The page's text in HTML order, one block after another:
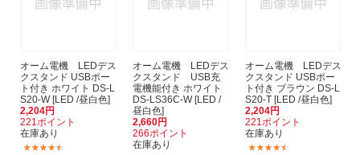
オーム電機 LEDデス
クスタンド USBポー
ト付き ホワイト DS-L
S20-W [LED /昼白色]
2,204円
221ポイント
在庫あり
オーム電機 LEDデス
クスタンド USB充
電機能付き ホワイト
DS-LS36C-W [LED /
昼白色]
2,660円
266ポイント
在庫あり
オーム電機 LEDデス
クスタンド USBポー
ト付き ブラウン DS-L
S20-T [LED /昼白色]
2,204円
221ポイント
在庫あり